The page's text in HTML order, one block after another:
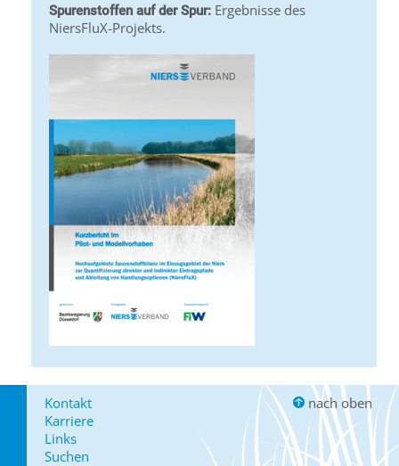
Spurenstoffen auf der Spur: Ergebnisse des
NiersFluX-Projekts.
Kontakt
Karriere
Links
Suchen
nach oben